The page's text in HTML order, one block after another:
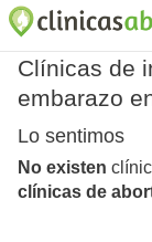
Clínicas de
embarazo
Lo sentimos
No existen
clínicas de